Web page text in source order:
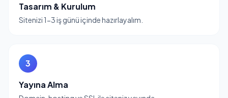
Tasarım & Kurulum
Sitenizi 1-3 iş günü içinde hazırlayalım.
3
Yayına Alma